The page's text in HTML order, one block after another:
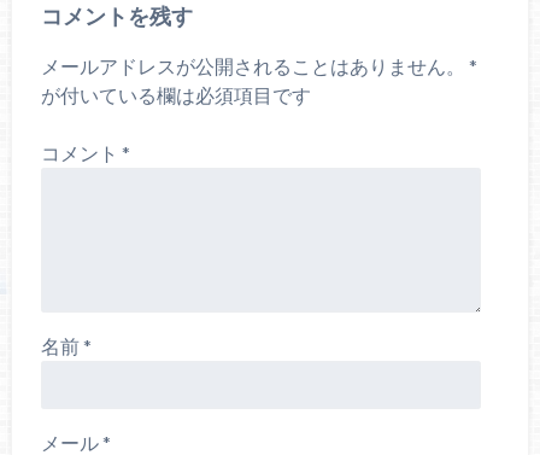
コメントを残す
メールアドレスが公開されることはありません。
*
が付いている欄は必須項目です
コメント *
名前*
メール*